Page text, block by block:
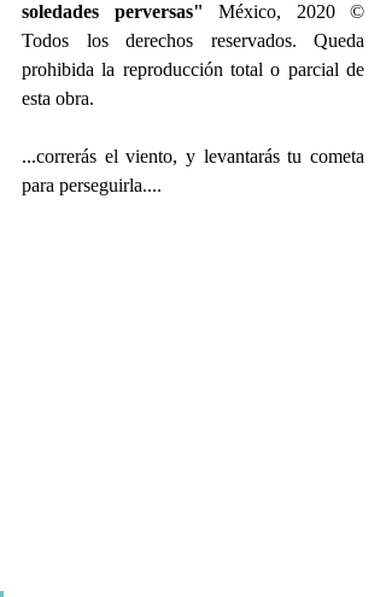
soledades perversas" México, 2020 ©
Todos los derechos reservados. Queda
prohibida la reproducción total o parcial de
esta obra.
...correrás el viento, y levantarás tu cometa
para perseguirla....